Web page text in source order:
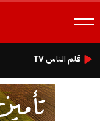
قلم الناس TV